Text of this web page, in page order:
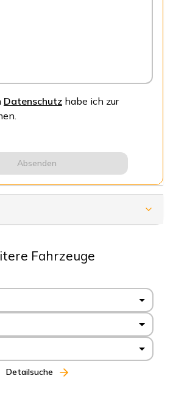
Datenschutz habe ich zur
Absenden
Fahrzeuge
Detailsuche